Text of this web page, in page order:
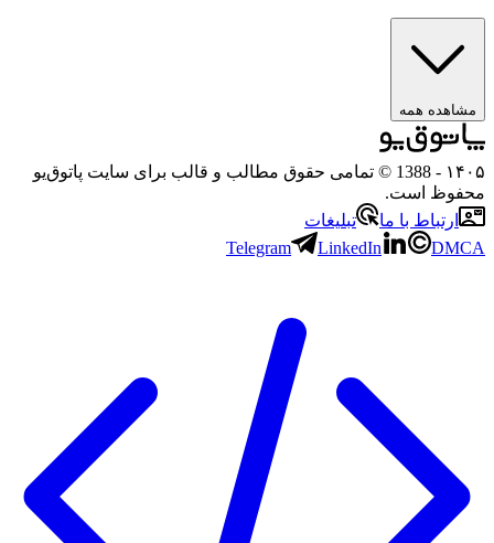
مشاهده همه
۱۴۰۵
- 1388 © تمامی حقوق مطالب و قالب برای سایت پاتوق‌یو
محفوظ است.
ارتباط با ما
تبلیغات
Telegram
LinkedIn DMCA